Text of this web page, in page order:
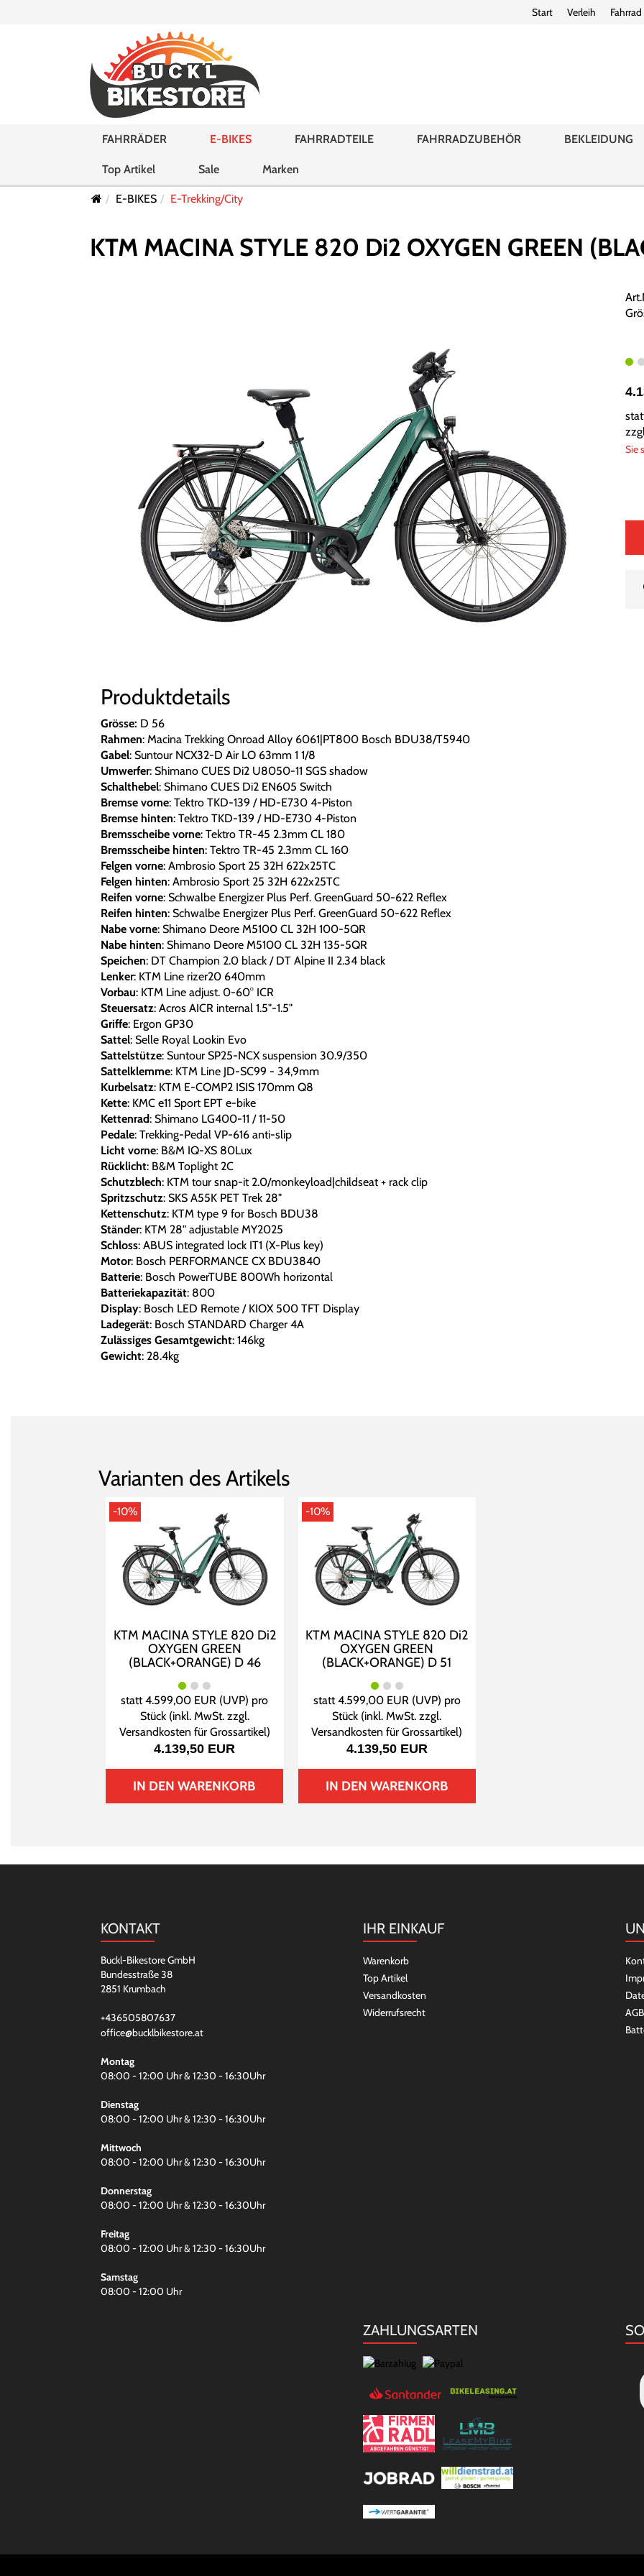
Start Verleih
FAHRRÄDER E-BIKES FAHRRADTEILE FAHRRADZUBEHÖR BEKLEIDUNG
Top Artikel Sale Marken
E-BIKES E-Trekking/City
KTM MACINA STYLE 820 Di2 OXYGEN GREEN
Produktdetails
Grösse: D 56
Rahmen: Macina Trekking Onroad Alloy 6061|PT800 Bosch BDU38/T5940
Gabel: Suntour NCX32-D Air LO 63mm 1 1/8
Umwerfer: Shimano CUES Di2 U8050-11 SGS shadow
Schalthebel: Shimano CUES Di2 EN605 Switch
Bremse vorne: Tektro TKD-139 / HD-E730 4-Piston
Bremse hinten: Tektro TKD-139 / HD-E730 4-Piston
Bremsscheibe vorne: Tektro TR-45 2.3mm CL 180
Bremsscheibe hinten: Tektro TR-45 2.3mm CL 160
Felgen vorne: Ambrosio Sport 25 32H 622x25TC
Felgen hinten: Ambrosio Sport 25 32H 622x25TC
Reifen vorne: Schwalbe Energizer Plus Perf. GreenGuard 50-622 Reflex
Reifen hinten: Schwalbe Energizer Plus Perf. GreenGuard 50-622 Reflex
Nabe vorne: Shimano Deore M5100 CL 32H 100-5QR
Nabe hinten: Shimano Deore M5100 CL 32H 135-5QR
Speichen: DT Champion 2.0 black / DT Alpine II 2.34 black
Lenker: KTM Line rizer20 640mm
Vorbau: KTM Line adjust. 0-60° ICR
Steuersatz: Acros AICR internal 1.5"-1.5"
Griffe: Ergon GP30
Sattel: Selle Royal Lookin Evo
Sattelstütze: Suntour SP25-NCX suspension 30.9/350
Sattelklemme: KTM Line JD-SC99 - 34,9mm
Kurbelsatz: KTM E-COMP2 ISIS 170mm Q8
Kette: KMC e11 Sport EPT e-bike
Kettenrad: Shimano LG400-11 / 11-50
Pedale: Trekking-Pedal VP-616 anti-slip
Licht vorne: B&M IQ-XS 80Lux
Rücklicht: B&M Toplight 2C
Schutzblech: KTM tour snap-it 2.0/monkeyload|childseat + rack clip
Spritzschutz: SKS A55K PET Trek 28"
Kettenschutz: KTM type 9 for Bosch BDU38
Ständer: KTM 28" adjustable MY2025
Schloss: ABUS integrated lock IT1 (X-Plus key)
Motor: Bosch PERFORMANCE CX BDU3840
Batterie: Bosch PowerTUBE 800Wh horizontal
Batteriekapazität: 800
Display: Bosch LED Remote / KIOX 500 TFT Display
Ladegerät: Bosch STANDARD Charger 4A
Zulässiges Gesamtgewicht: 146kg
Gewicht: 28.4kg
Sie
Varianten des Artikels
-10%
KTM MACINA STYLE 820 Di2
OXYGEN GREEN
(BLACK+ORANGE) D 46
statt4.599,00 EUR (UVP) pro
Stück (inkl. MwSt. zzgl.
Versandkosten für Grossartikel)
4.139,50 EUR
IN DEN WARENKORB
-10%
KTM MACINA STYLE 820 Di2
OXYGEN GREEN
(BLACK+ORANGE) D 51
statt4.599,00 EUR(UVP) pro
Stück (inkl. MwSt. zzgl.
Versandkosten für Grossartikel)
4.139,50 EUR
IN DEN WARENKORB
KONTAKT
Buckl-Bikestore GmbH
Bundesstraße 38
2851 Krumbach
+436505807637
office@bucklbikestore.at
Montag
08:00 - 12:00 Uhr & 12:30 - 16:30Uhr
Dienstag
08:00 - 12:00 Uhr & 12:30 - 16:30Uhr
Mittwoch
08:00 - 12:00 Uhr & 12:30 - 16:30Uhr
Donnerstag
08:00 - 12:00 Uhr & 12:30 - 16:30Uhr
Freitag
08:00 - 12:00 Uhr & 12:30 - 16:30Uhr
Samstag
08:00 - 12:00 Uhr
IHR EINKAUF
Warenkorb
Top Artikel
Versandkosten
Widerrufsrecht
AGB
ZAHLUNGSARTEN